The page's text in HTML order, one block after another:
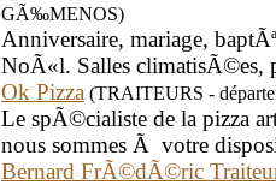
GÃ‰MENOS)
Anniversaire, mariage,
NoÃ«l. Salles climatisÃ©es,
Ok Pizza (TRAITEURS -
Le spÃ©cialiste de la pizza
nous sommes Ã votre
Bernard FrÃ©dÃ©ric